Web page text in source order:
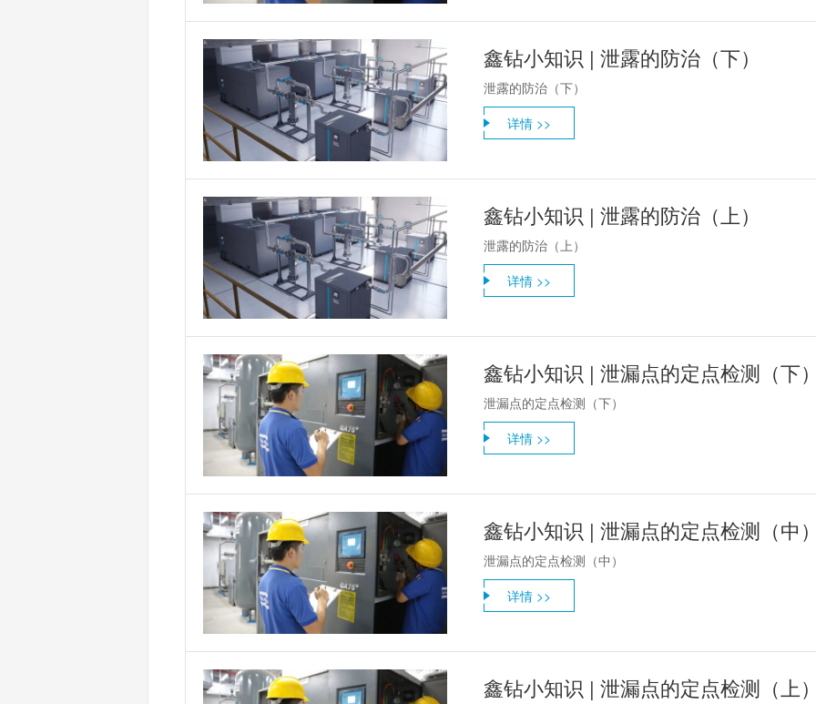
鑫钻小知识 | 泄露的防治（下）
泄露的防治（下）
详情 >>
鑫钻小知识 | 泄露的防治（上）
泄露的防治（上）
详情 >>
鑫钻小知识 | 泄漏点的定点检测（下
泄漏点的定点检测（下）
详情 >>
鑫钻小知识 | 泄漏点的定点检测（中
泄漏点的定点检测（中）
详情 >>
鑫钻小知识 | 泄漏点的定点检测（上